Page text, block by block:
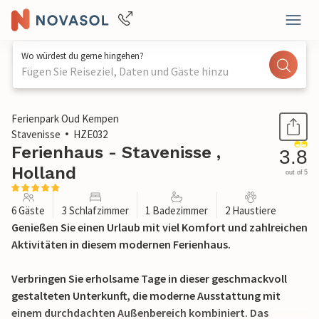
Wo würdest du gerne hingehen?
Fügen Sie Reiseziel, Daten und Gäste hinzu
1 / 28
Ferienpark Oud Kempen
Stavenisse
HZE032
Ferienhaus - Stavenisse ,
Holland
3.8
out of 5
6 Gäste 3 Schlafzimmer 1 Badezimmer 2 Haustiere
Genießen Sie einen Urlaub mit viel Komfort und zahlreichen
Aktivitäten in diesem modernen Ferienhaus.
Verbringen Sie erholsame Tage in dieser geschmackvoll
gestalteten Unterkunft, die moderne Ausstattung mit
einem durchdachten Außenbereich kombiniert. Das